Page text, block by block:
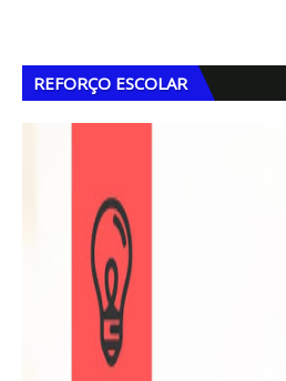
REFORÇO ESCOLAR